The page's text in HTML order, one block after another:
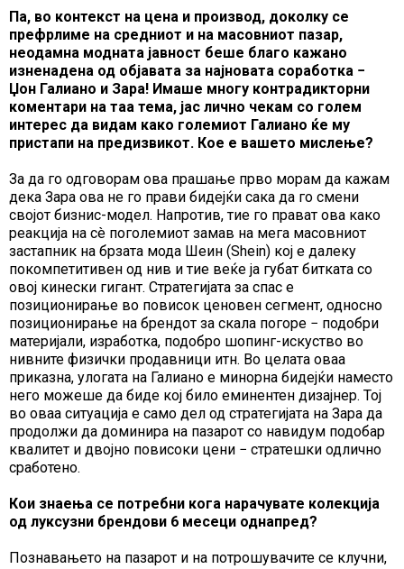
Па, во контекст на цена и производ, доколку се
префрлиме на средниот и на масовниот пазар,
неодамна модната јавност беше благо кажано
изненадена од објавата за најновата соработка −
Џон Галиано и Зара! Имаше многу контрадикторни
коментари на таа тема, јас лично чекам со голем
интерес да видам како големиот Галиано ќе му
пристапи на предизвикот. Кое е вашето мислење?
За да го одговорам ова прашање прво морам да кажам
дека Зара ова не го прави бидејќи сака да го смени
својот бизнис-модел. Напротив, тие го прават ова како
реакција на сè поголемиот замав на мега масовниот
застапник на брзата мода Шеин (Shein) кој е далеку
покомпетитивен од нив и тие веќе ја губат битката со
овој кинески гигант. Стратегијата за спас е
позиционирање во повисок ценовен сегмент, односно
позиционирање на брендот за скала погоре − подобри
материјали, изработка, подобро шопинг-искуство во
нивните физички продавници итн. Во целата оваа
приказна, улогата на Галиано е минорна бидејќи наместо
него можеше да биде кој било еминентен дизајнер. Тој
во оваа ситуација е само дел од стратегијата на Зара да
продолжи да доминира на пазарот со навидум подобар
квалитет и двојно повисоки цени − стратешки одлично
сработено.
Кои знаења се потребни кога нарачувате колекција
од луксузни брендови 6 месеци однапред?
Познавањето на пазарот и на потрошувачите се клучни,